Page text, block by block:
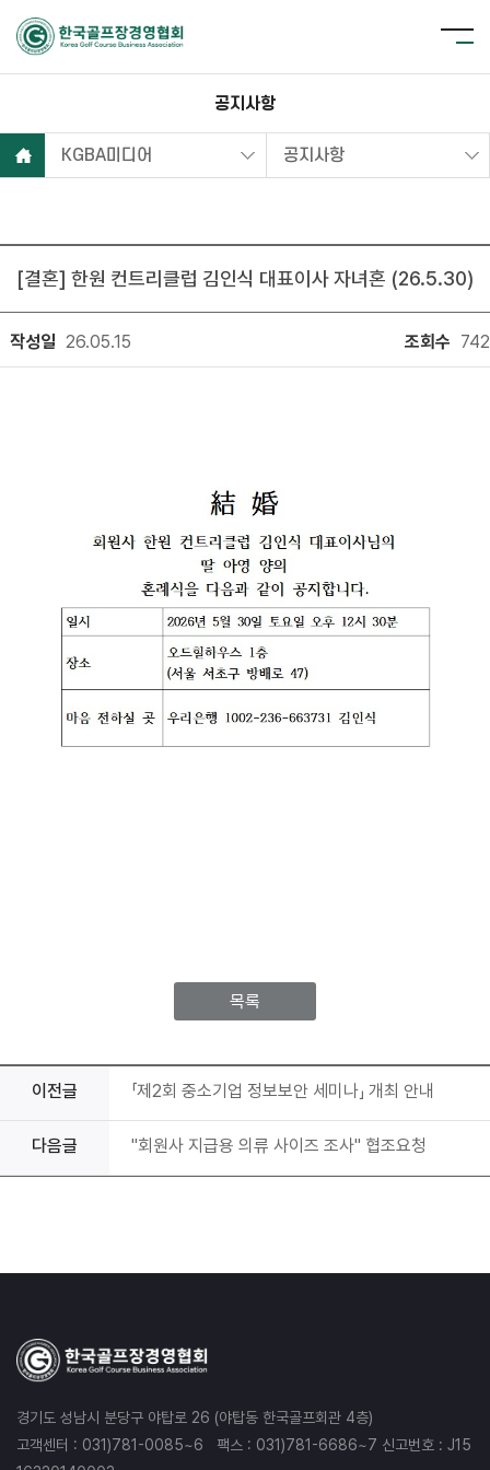
공지사항
KGBA미디어 공지사항
[결혼] 한원 컨트리클럽 김인식 대표이사 자녀혼 (26.5.30)
작성일 26.05.15 조회수 742
목록
이전글 「제2회 중소기업 정보보안 세미나」 개최 안내
다음글 "회원사 지급용 의류 사이즈 조사" 협조요청
경기도 성남시 분당구 야탑로 26 (야탑동 한국골프회관 4층)
고객센터 : 031)781-0085~6 팩스 : 031)781-6686~7 신고번호 : J15